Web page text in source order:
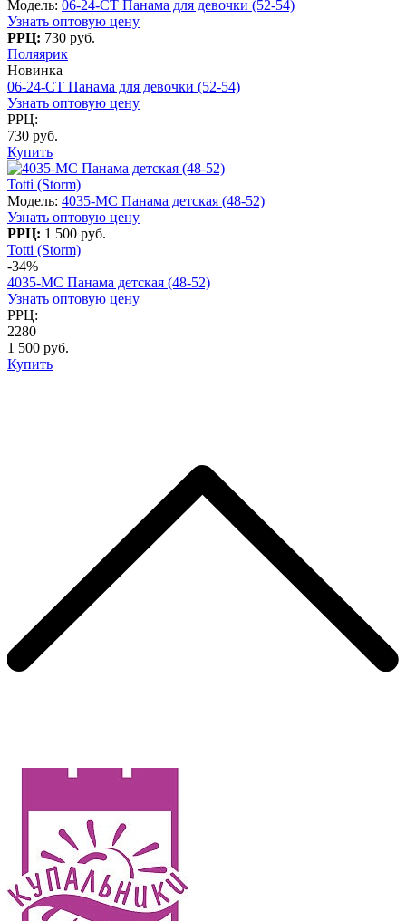
Модель: 06-24-CT Панама для девочки (52-54)
Узнать оптовую цену
РРЦ: 730 руб.
Поляярик
Новинка
06-24-CT Панама для девочки (52-54)
Узнать оптовую цену
РРЦ:
730 руб.
Купить
Totti (Storm)
Модель: 4035-МС Панама детская (48-52)
Узнать оптовую цену
РРЦ: 1 500 руб.
Totti (Storm)
-34%
4035-МС Панама детская (48-52)
Узнать оптовую цену
РРЦ:
2280
1 500 руб.
Купить